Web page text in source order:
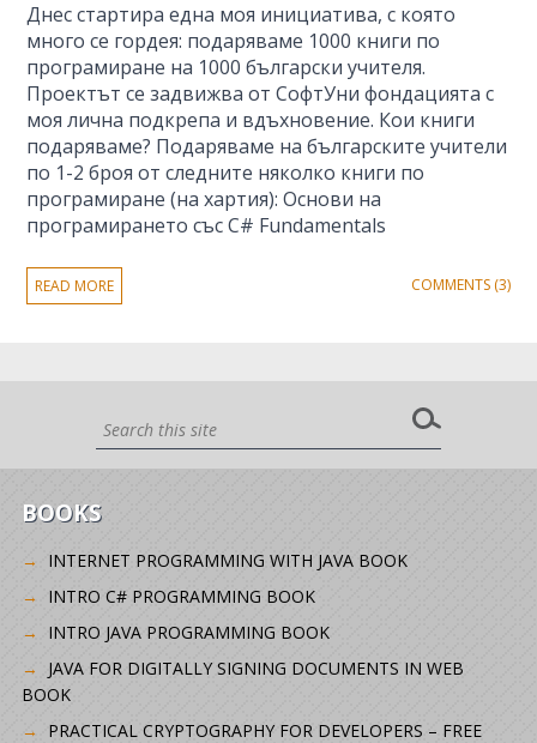
Днес стартира една моя инициатива, с която
много се гордея: подаряваме 1000 книги по
програмиране на 1000 български учителя.
Проектът се задвижва от СофтУни фондацията с
моя лична подкрепа и вдъхновение. Кои книги
подаряваме? Подаряваме на българските учители
по 1-2 броя от следните няколко книги по
програмиране (на хартия): Основи на
програмирането със C# Fundamentals
READ MORE COMMENTS (3)
BOOKS
INTERNET PROGRAMMING WITH JAVA BOOK
INTRO C# PROGRAMMING BOOK
INTRO JAVA PROGRAMMING BOOK
JAVA FOR DIGITALLY SIGNING DOCUMENTS IN WEB
BOOK
PRACTICAL CRYPTOGRAPHY FOR DEVELOPERS – FREE